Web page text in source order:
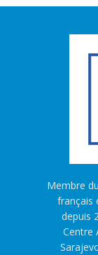
Membre
français
depuis
Centre